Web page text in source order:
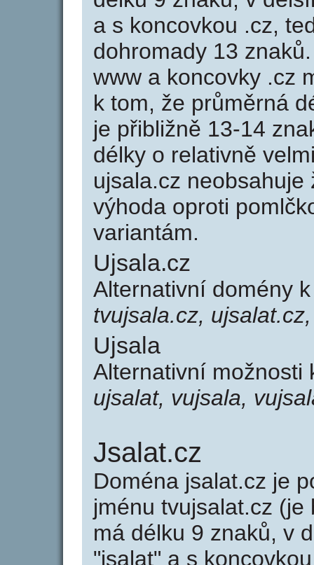
a s koncovkou .cz,
dohromady 13
www a koncovky .cz
k tom, že průměrná
je přibližně 13-14
délky o relativně
ujsala.cz
výhoda oproti
variantám.
Ujsala.cz
Alternativní domény
tvujsala.cz,
Ujsala
Alternativní
ujsalat, vujsala,
Jsalat.cz
Doména jsalat.cz je
jménu tvujsalat.cz
má délku 9 znaků, v
"jsalat" a s